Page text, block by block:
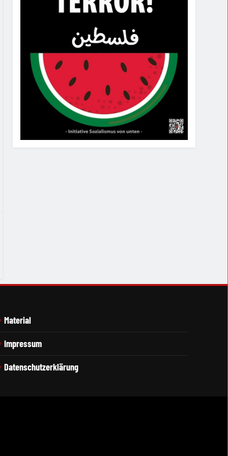
Material
Impressum
Datenschutzerklärung